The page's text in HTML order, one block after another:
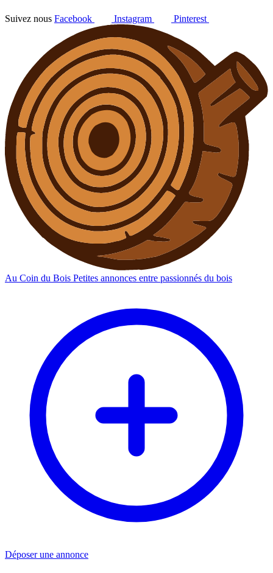
Suivez nous Facebook Instagram Pinterest
Au Coin du Bois Petites annonces entre passionnés du bois
Déposer une annonce